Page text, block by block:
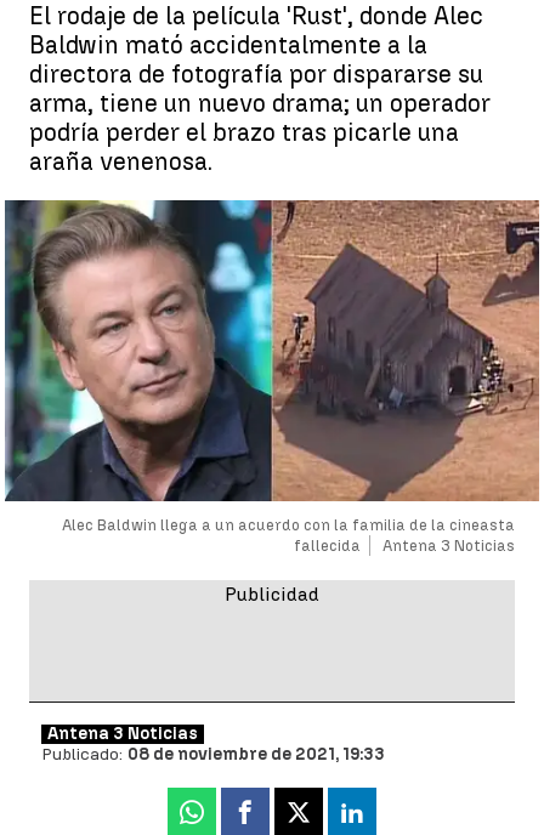
El rodaje de la película 'Rust', donde Alec
Baldwin mató accidentalmente a la
directora de fotografía por dispararse su
arma, tiene un nuevo drama; un operador
podría perder el brazo tras picarle una
araña venenosa.
Alec Baldwin llega a un acuerdo con la familia de la cineasta
fallecida
Antena 3 Noticias
Antena 3 Noticias
Publicado: 08 de noviembre de 2021, 19:33
Whatsapp
Facebook
X Linkedin